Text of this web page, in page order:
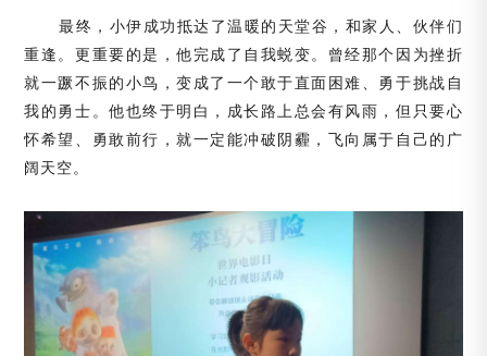
最终，小伊成功抵达了温暖的天堂谷，和家人、伙伴们
重逢。更重要的是，他完成了自我蜕变。曾经那个因为挫折
就一蹶不振的小鸟，变成了一个敢于直面困难、勇于挑战自
我的勇士。他也终于明白，成长路上总会有风雨，但只要心
怀希望、勇敢前行，就一定能冲破阴霾，飞向属于自己的广
阔天空。